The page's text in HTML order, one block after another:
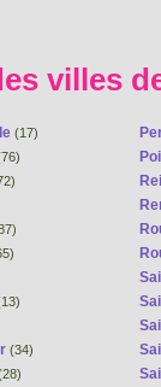
villes
(17)
(34)